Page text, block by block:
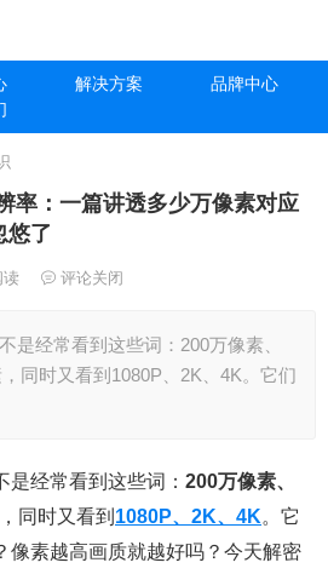
解决方案
品牌中心
率：一篇讲透多少万像素对应
悠了
读 评论关闭
是经常看到这些词：200万像素、
同时又看到1080P、2K、4K。它们
是经常看到这些词： 200万像素、
，同时又看到 1080P、2K、4K。它
像素越高画质就越好吗？今天解密